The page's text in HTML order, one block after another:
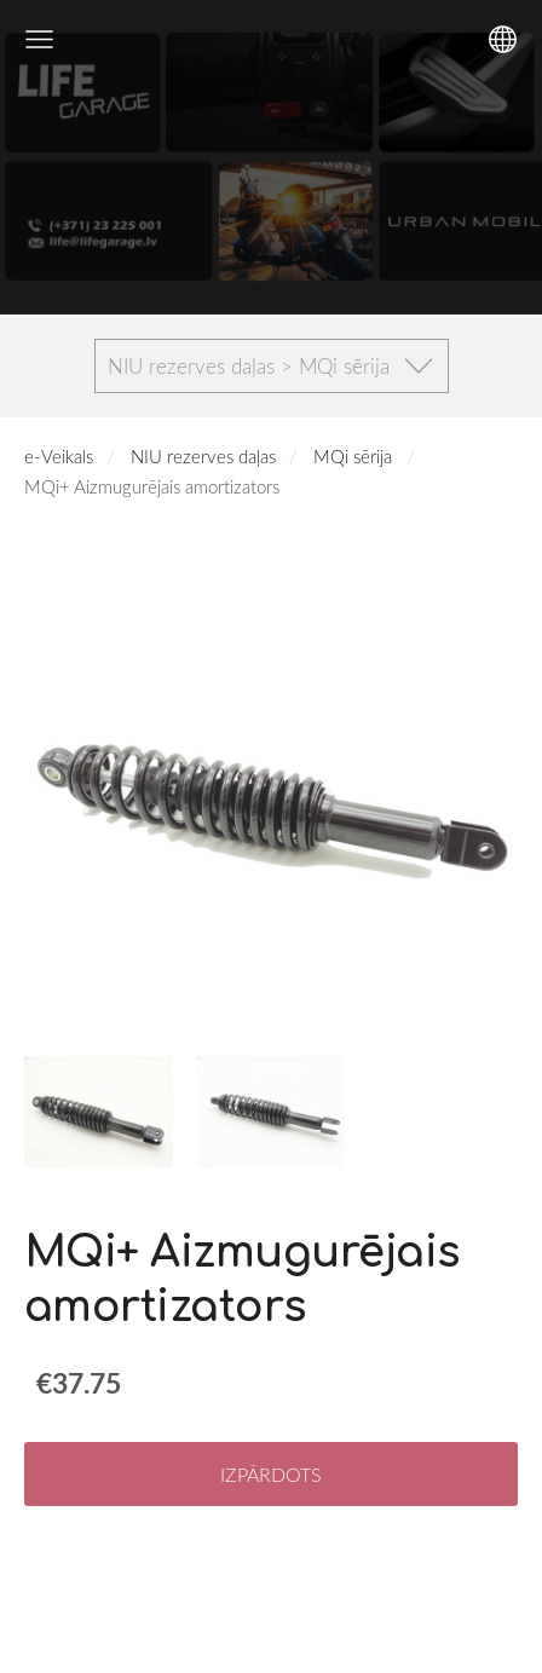
NIU rezerves daļas > MQi sērija
e-Veikals NIU rezerves daļas
MQi sērija
MQi+ Aizmugurējais amortizators
MQi+ Aizmugurējais
amortizators
€37.75
IZPĀRDOTS